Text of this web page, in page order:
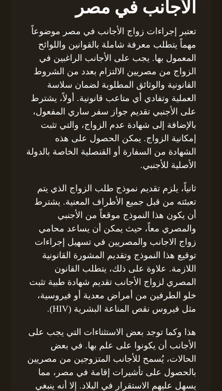
الأجانب في مصر
تعتبر إجراءات زواج الأجانب في مصر موضوعاً
مهماً يتطلب معرفة شاملة بالقوانين واللوائح
المعمول بها. يجب على الأجانب الراغبين في
الزواج من مصريين الالتزام بعدد من الشروط
القانونية والوثائق المطلوبة لضمان سلاسة
العملية وتفادي أي متاعب قانونية. أولاً، يشترط
على الأجنبي تقديم جواز سفر ساري المفعول،
بالإضافة إلى شهادة عدم الزواج، والتي تثبت
إمكانية الزواج. يمكن الحصول على هذه
الشهادة من السفارة أو القنصلية الخاصة بالدولة
الأصلية للأجنبي.
ثانياً، يلزم تقديم نموذج طلب الزواج الذي يتم
تعبئته من قبل جميع الأطراف المعنية. يشترط
أن يكون هذا النموذج موقعاً من الأجنبي
والمصري معاً، حيث يمكن أن يساعد محامي
زواج الاجانب والمصريين في تسهيل إجراءات
توقيع هذا النموذج وتقديم المشورة القانونية
اللازمة. علاوة على ذلك، يتطلب القانون
المصري لزواج الأجانب تقديم شهادة طبية تثبت
خلو الطرفين من أمراض معدية أو فيروسية،
مثل فيروس نقص المناعة البشرية (HIV).
هذا وكما توجد بعض الاستثناءات التي يجب على
الأجانب أن يكونوا على علم بها. في بعض
الحالات، يُسمح للأجانب المتزوجين من مصريين
بالحصول على تأشيرات إقامة في مصر، مما
يسهل عليهم الاستقرار في البلاد. إلا أنه ينبغي